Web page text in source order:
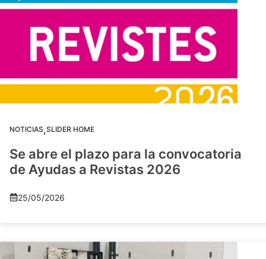
NOTICIAS,SLIDER HOME
Se abre el plazo para la convocatoria
de Ayudas a Revistas 2026
25/05/2026